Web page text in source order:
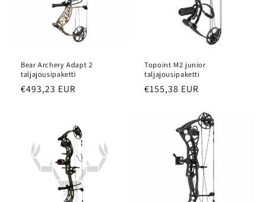
Bear Archery Adapt 2
taljajousipaketti
Normaalihinta
€493,23 EUR
Topoint M2 junior
taljajousipaketti
Normaalihinta
€155,38 EUR